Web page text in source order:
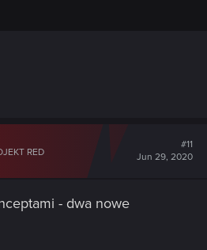
RED
#11
Jun 29, 2020
- dwa nowe